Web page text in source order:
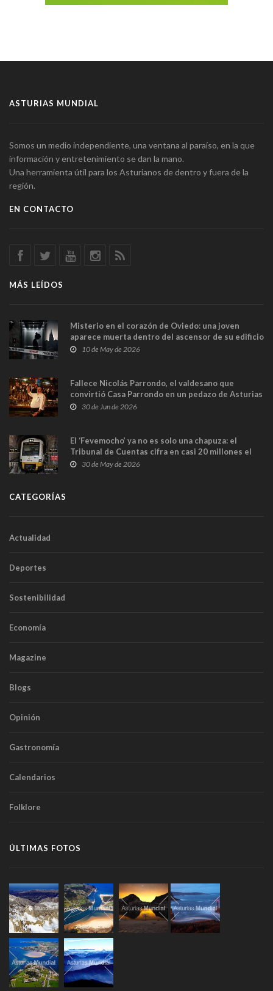
ASTURIAS MUNDIAL
Somos un medio independiente, una ventana al paraíso, en la que
información y entretenimiento se dan la mano.
Una herramienta útil para los Asturianos de dentro y fuera de la
región.
EN CONTACTO
MÁS LEÍDOS
Misterio en el corazón de Oviedo: una joven
aparece muerta dentro del ascensor de su edificio
y las cámaras captan sus últimos minutos
10 de May de 2026
Fallece Nicolás Parrondo, el valdesano que
convirtió Casa Parrondo en un pedazo de Asturias
en Madrid
30 de Jun de 2026
El ‘Fevemocho’ ya no es solo una chapuza: el
Tribunal de Cuentas cifra en casi 20 millones el
sobrecoste de los trenes que no cabían por los
30 de May de 2026
CATEGORÍAS
Actualidad
Deportes
Sostenibilidad
Economía
Magazine
Blogs
Opinión
Gastronomía
Calendarios
Folklore
ÚLTIMAS FOTOS